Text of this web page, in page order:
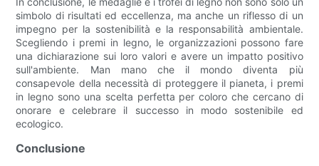
simbolo di risultati ed eccellenza, ma anche un riflesso di un
impegno per la sostenibilità e la responsabilità ambientale.
Scegliendo i premi in legno, le organizzazioni possono fare
una dichiarazione sui loro valori e avere un impatto positivo
sull'ambiente. Man mano che il mondo diventa più
consapevole della necessità di proteggere il pianeta, i premi
in legno sono una scelta perfetta per coloro che cercano di
onorare e celebrare il successo in modo sostenibile ed
ecologico.
Conclusione